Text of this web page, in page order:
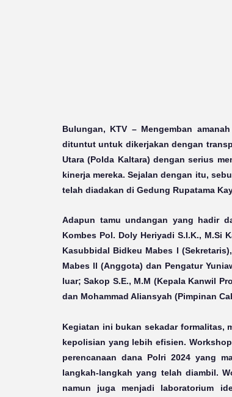
Bulungan, KTV – Mengemban
dituntut untuk dikerjakan dengan
Utara (Polda Kaltara) dengan serius
kinerja mereka. Sejalan dengan itu,
telah diadakan di Gedung Rupatama
Adapun tamu undangan yang hadir
Kombes Pol. Doly Heriyadi S.I.K., M.Si
Kasubbidal Bidkeu Mabes l
Mabes ll (Anggota) dan Pengatur
luar; Sakop S.E., M.M (Kepala Kanwil
dan Mohammad Aliansyah (Pimpinan
Kegiatan ini bukan sekadar formalitas,
kepolisian yang lebih efisien.
perencanaan dana Polri 2024 yang
langkah-langkah yang telah diambil.
namun juga menjadi laboratorium